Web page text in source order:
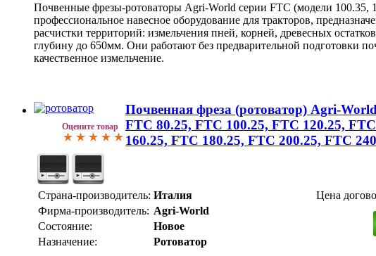
Почвенные фрезы-ротоваторы Agri-World серии FTC (модели 100.35,
профессиональное навесное оборудование для тракторов,
расчистки территорий: измельчения пней, корней, древесных
глубину до 650мм. Они работают без предварительной подготовки
качественное измельчение.
Оцените товар
Почвенная фреза (ротоватор) Agri-
FTC 80.25, FTC 100.25, FTC 120.25,
160.25, FTC 180.25, FTC 200.25, FTC
Страна-производитель: Италия
Фирма-производитель: Agri-World
Состояние:
Новое
Назначение:
Ротоватор
Цена